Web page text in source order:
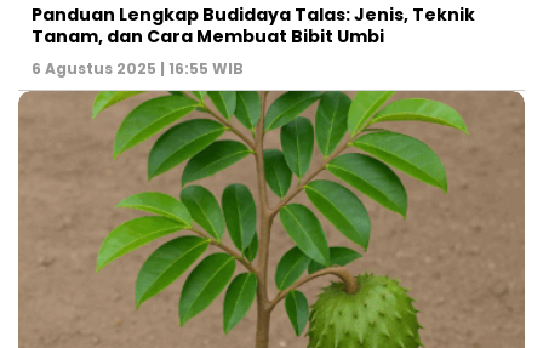
Panduan Lengkap Budidaya Talas: Jenis, Teknik
Tanam, dan Cara Membuat Bibit Umbi
6 Agustus 2025 | 16:55 WIB